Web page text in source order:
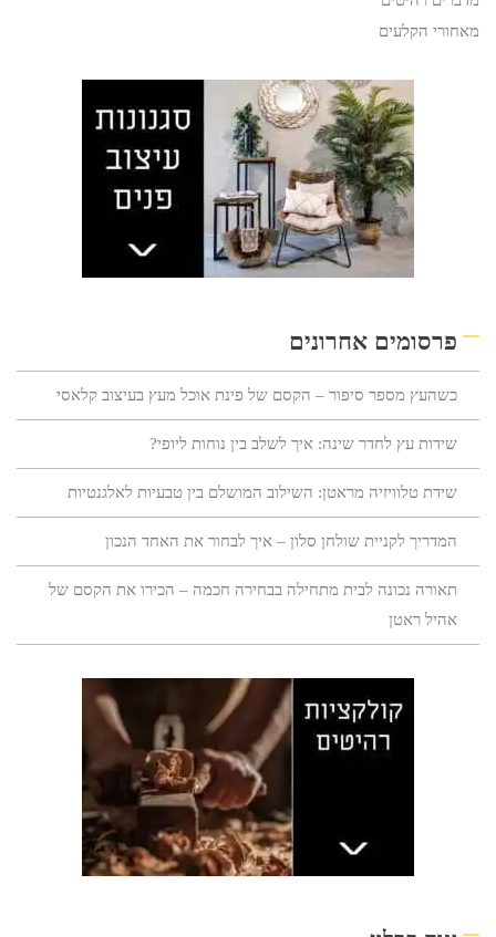
מאחורי הקלעים
פרסומים אחרונים
כשהעץ מספר סיפור – הקסם של פינת אוכל מעץ בעיצוב קלאסי
שידות עץ לחדר שינה: איך לשלב בין נוחות ליופי?
שידת טלוויזיה מראטן: השילוב המושלם בין טבעיות לאלגנטיות
המדריך לקניית שולחן סלון – איך לבחור את האחד הנכון
תאורה נכונה לבית מתחילה בבחירה חכמה – הכירו את הקסם של
אהיל ראטן